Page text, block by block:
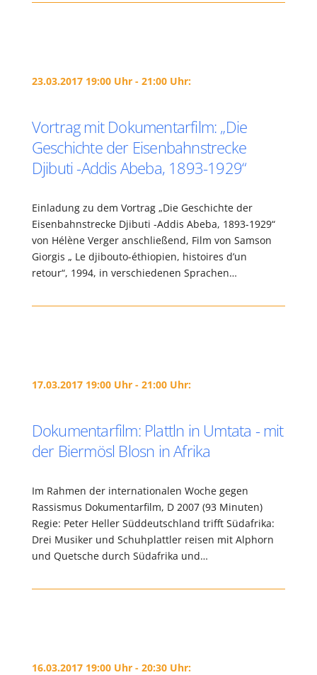
23.03.2017 19:00 Uhr - 21:00 Uhr:
Vortrag mit Dokumentarfilm: „Die
Geschichte der Eisenbahnstrecke
Djibuti -Addis Abeba, 1893-1929“
Einladung zu dem Vortrag „Die Geschichte der
Eisenbahnstrecke Djibuti -Addis Abeba, 1893-1929“
von Hélène Verger anschließend, Film von Samson
Giorgis „ Le djibouto-éthiopien, histoires d’un
retour“, 1994, in verschiedenen Sprachen…
17.03.2017 19:00 Uhr - 21:00 Uhr:
Dokumentarfilm: Plattln in Umtata - mit
der Biermösl Blosn in Afrika
Im Rahmen der internationalen Woche gegen
Rassismus Dokumentarfilm, D 2007 (93 Minuten)
Regie: Peter Heller Süddeutschland trifft Südafrika:
Drei Musiker und Schuhplattler reisen mit Alphorn
und Quetsche durch Südafrika und…
16.03.2017 19:00 Uhr - 20:30 Uhr: